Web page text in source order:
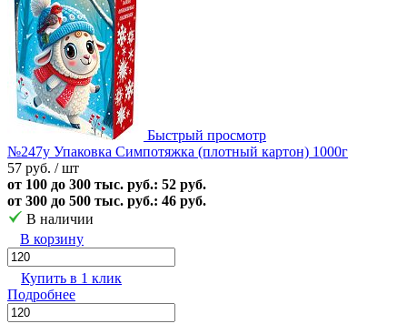
Быстрый просмотр
№247у Упаковка Симпотяжка (плотный картон) 1000г
57 руб. / шт
от 100 до 300 тыс. руб.: 52 руб.
от 300 до 500 тыс. руб.: 46 руб.
В наличии
В корзину
Купить в 1 клик
Подробнее